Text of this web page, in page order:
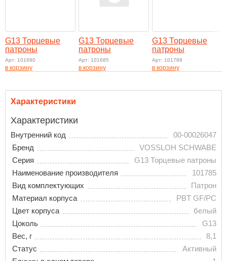
G13 Торцевые
патроны
Арт: 101690
в корзину
G13 Торцевые
патроны
Арт: 101685
в корзину
G13 Торцевые
патроны
Арт: 101789
в корзину
Характеристики
Характеристики
Внутренний код
00-00026047
Бренд
VOSSLOH SCHWABE
Серия
G13 Торцевые патроны
Наименование производителя
101785
Вид комплектующих
Патрон
Материал корпуса
PBT GF/PC
Цвет корпуса
белый
Цоколь
G13
Вес, г
8,1
Статус
Активный